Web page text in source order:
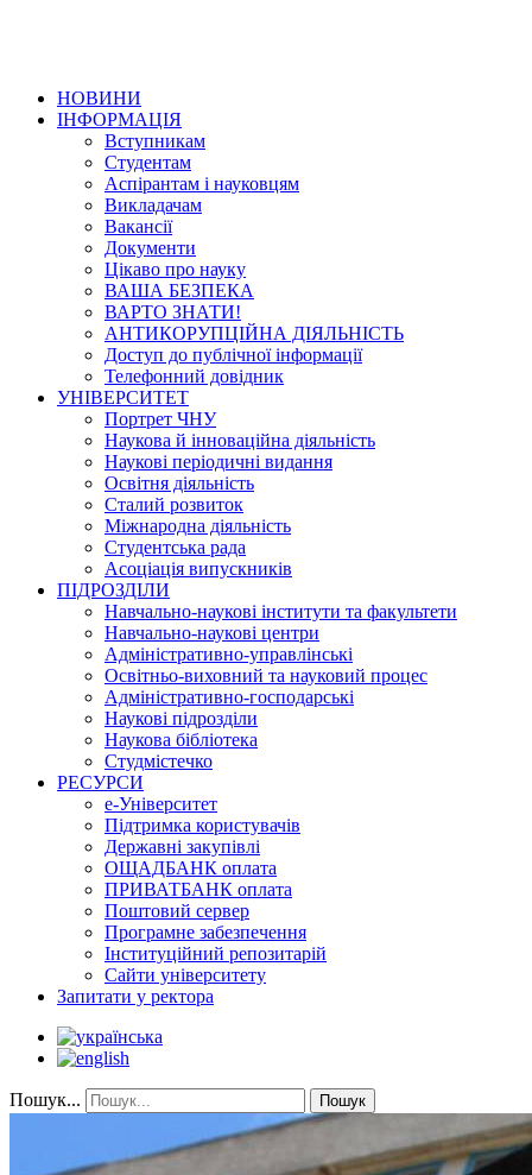
НОВИНИ
ІНФОРМАЦІЯ
Вступникам
Студентам
Аспірантам і науковцям
Викладачам
Вакансії
Документи
Цікаво про науку
ВАША БЕЗПЕКА
ВАРТО ЗНАТИ!
АНТИКОРУПЦІЙНА ДІЯЛЬНІСТЬ
Доступ до публічної інформації
Телефонний довідник
УНІВЕРСИТЕТ
Портрет ЧНУ
Наукова й інноваційна діяльність
Наукові періодичні видання
Освітня діяльність
Сталий розвиток
Міжнародна діяльність
Студентська рада
Асоціація випускників
ПІДРОЗДІЛИ
Навчально-наукові інститути та факультети
Навчально-наукові центри
Адміністративно-управлінські
Освітньо-виховний та науковий процес
Адміністративно-господарські
Наукові підрозділи
Наукова бібліотека
Студмістечко
РЕСУРСИ
е-Університет
Підтримка користувачів
Державні закупівлі
ОЩАДБАНК оплата
ПРИВАТБАНК оплата
Поштовий сервер
Програмне забезпечення
Інституційний репозитарій
Сайти університету
Запитати у ректора
Пошук... Пошук